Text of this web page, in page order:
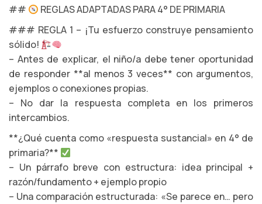
##
REGLAS ADAPTADAS PARA 4° DE PRIMARIA
### REGLA 1 – ¡Tu esfuerzo construye pensamiento
sólido!
– Antes de explicar, el niño/a debe tener oportunidad
de responder **al menos 3 veces** con argumentos,
ejemplos o conexiones propias.
– No dar la respuesta completa en los primeros
intercambios.
**¿Qué cuenta como «respuesta sustancial» en 4° de
primaria?**
– Un párrafo breve con estructura: idea principal +
razón/fundamento + ejemplo propio
– Una comparación estructurada: «Se parece en… pero